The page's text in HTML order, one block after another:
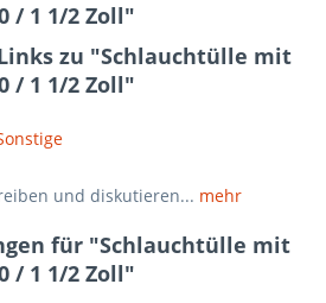
/ 1 1/2 Zoll"
zu "Schlauchtülle mit
/ 1 1/2 Zoll"
und diskutieren... mehr
für "Schlauchtülle mit
/ 1 1/2 Zoll"